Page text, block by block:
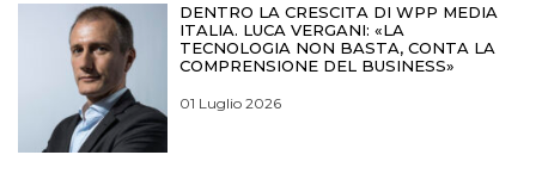
DENTRO LA CRESCITA DI WPP MEDIA
ITALIA. LUCA VERGANI: «LA
TECNOLOGIA NON BASTA, CONTA LA
COMPRENSIONE DEL BUSINESS»
01 Luglio 2026